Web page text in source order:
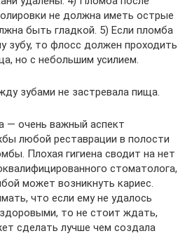
не должна иметь острые
быть гладкой. 5) Если пломба
зубу, то флосс должен проходить
но с небольшим усилием.
зубами не застревала пища.
— очень важный аспект
любой реставрации в полости
Плохая гигиена сводит на нет
стоматолога,
может возникнуть кариес.
что если ему не удалось
то не стоит ждать,
сделать лучше чем создала